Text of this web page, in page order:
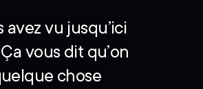
vu jusqu’ici
vous dit qu’on
chose